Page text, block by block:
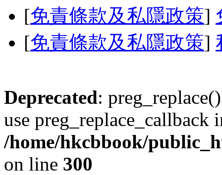
[免責條款及私隱政策]
[免責條款及私隱政策]
Deprecated:
use preg_replace_callback
/home/hkcbbook/
on line 300